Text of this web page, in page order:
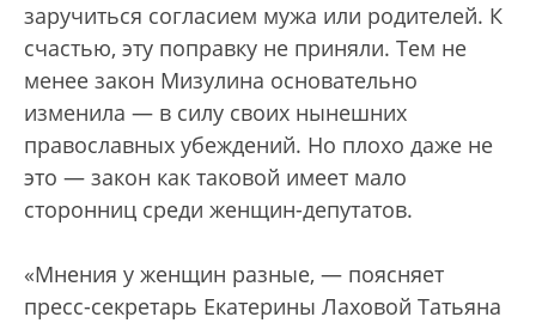
заручиться согласием мужа или родителей. К
счастью, эту поправку не приняли. Тем не
менее закон Мизулина основательно
изменила — в силу своих нынешних
православных убеждений. Но плохо даже не
это — закон как таковой имеет мало
сторонниц среди женщин-депутатов.
«Мнения у женщин разные, — поясняет
пресс-секретарь Екатерины Лаховой Татьяна